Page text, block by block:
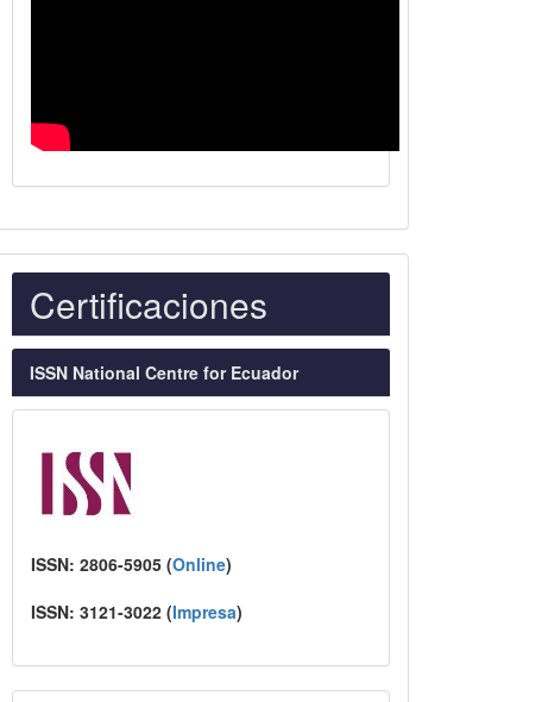
Indexaciones
Certificaciones
ISSN National Centre for Ecuador
ISSN: 2806-5905 (Online)
ISSN: 3121-3022 (Impresa)